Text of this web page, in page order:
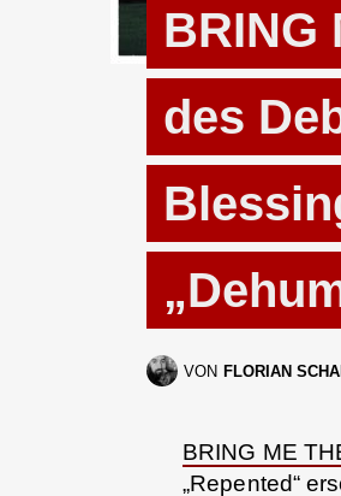
BRING
des
VON FLORIAN
BRING ME
„Repented“